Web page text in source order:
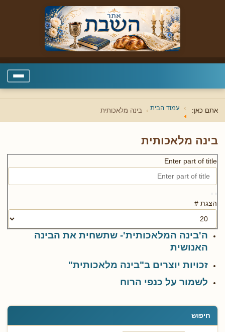
אתם כאן: עמוד הבית בינה מלאכותית
חיפוש
בינה מלאכותית
Enter part of title
הצגת #
ה'בינה המלאכותית'- שתשחית את הבינה
האנושית
זכויות יוצרים ב"בינה מלאכותית"
לשמור על כנפי הרוח